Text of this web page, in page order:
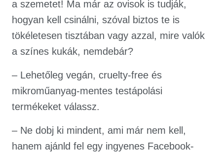
a szemetet! Ma már az ovisok is tudják,
hogyan kell csinálni, szóval biztos te is
tökéletesen tisztában vagy azzal, mire valók
a színes kukák, nemdebár?
– Lehetőleg vegán, cruelty-free és
mikroműanyag-mentes testápolási
termékeket válassz.
– Ne dobj ki mindent, ami már nem kell,
hanem ajánld fel egy ingyenes Facebook-